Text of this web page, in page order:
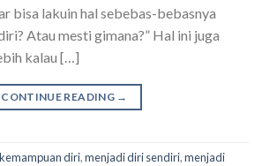
bisa lakuin hal sebebas-bebasnya
Atau mesti gimana?” Hal ini juga
kalau […]
CONTINUE READING →
kemampuan diri,menjadi diri sendiri,menjadi